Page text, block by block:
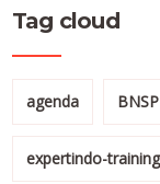
Tag cloud
agenda BNSP
expertindo-